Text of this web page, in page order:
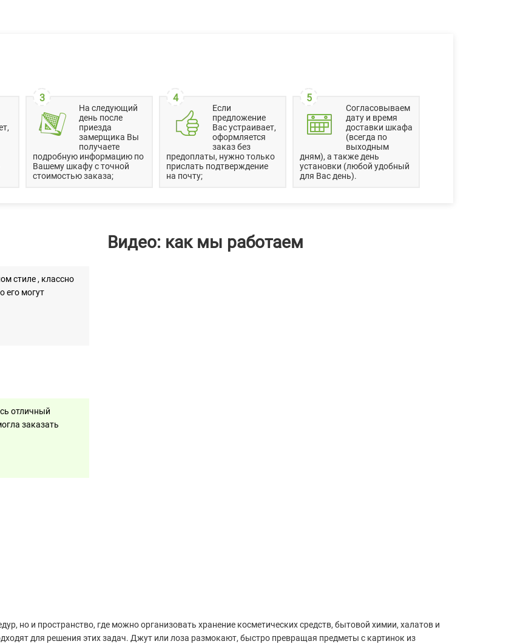
3
На следующий
день после
приезда
замерщика Вы
получаете
подробную информацию по
Вашему шкафу с точной
стоимостью заказа;
4
Если
предложение
Вас устраивает,
оформляется
заказ без
предоплаты, нужно только
прислать подтверждение
на почту;
5
Согласовываем
дату и время
доставки шкафа
(всегда по
выходным
дням), а также день
установки (любой удобный
для Вас день).
стиле , классно
его могут
отличный
заказать
Видео: как мы работаем
но и пространство, где можно организовать хранение косметических средств, бытовой химии, халатов и
для решения этих задач. Джут или лоза размокают, быстро превращая предметы с картинок из